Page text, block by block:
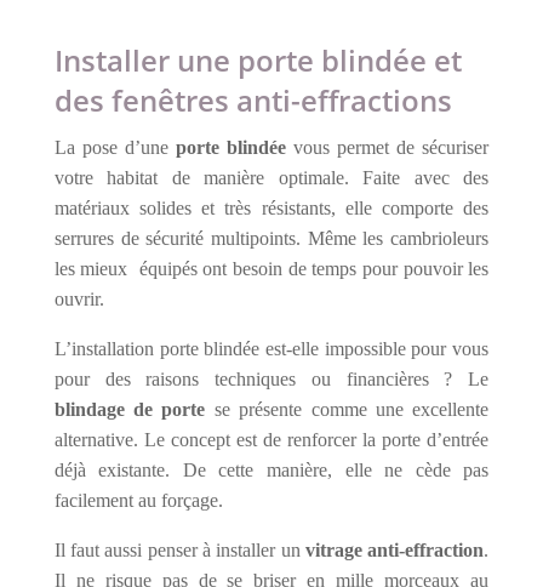
Installer une porte blindée et
des fenêtres anti-effractions
La pose d’une porte blindéevous permet de sécuriser
votre habitat de manière optimale. Faite avec des
matériaux solides et très résistants, elle comporte des
serrures de sécurité multipoints. Même les cambrioleurs
les mieux équipés ont besoin de temps pour pouvoir les
ouvrir.
L’installation porte blindée est-elle impossible pour vous
pour des raisons techniques ou financières ? Le
blindage de porte se présente comme une excellente
alternative. Le concept est de renforcer la porte d’entrée
déjà existante. De cette manière, elle ne cède pas
facilement au forçage.
Il faut aussi penser à installer un vitrage anti-effraction.
Il ne risque pas de se briser en mille morceaux au